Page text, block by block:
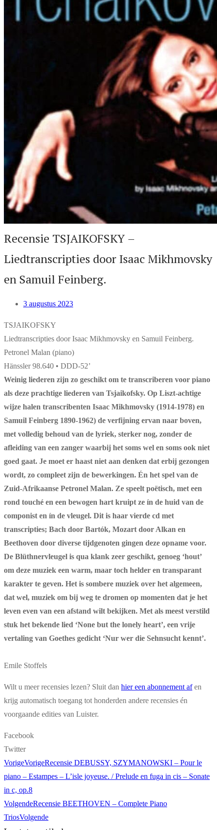
Recensie TSJAIKOFSKY –
Liedtranscripties door Isaac Mikhmovsky
en Samuil Feinberg.
3 augustus 2023
TSJAIKOFSKY
Liedtranscripties door Isaac Mikhmovsky en Samuil Feinberg.
Petronel Malan (piano)
Hänssler 98.640 • DDD-52’
Weinig liederen zijn zo geschikt om te transcriberen voor piano
als deze prachtige liederen van Tsjaikofsky. Op Liszt-achtige
wijze halen transcribenten Isaac Mikhmovsky (1914-1978) en
Samuil Feinberg 1890-1962) de verfijning ervan naar boven,
met volledig behoud van de lyriek, sterker nog, zonder de
afleiding van een zanger waarbij het soms wel en soms ook niet
goed gaat. Je moet er haast niet aan denken dat erbij gezongen
wordt, zo compleet zijn de bewerkingen. Én het spel van de
Zuid-Afrikaanse Petronel Malan. Ze speelt poëtisch, met een
rond touché en een bewogen hart kruipt ze ín de huid van de
componist en ín de vleugel. Dit is haar vierde cd met
transcripties; Bach door Bartók, Mozart door Alkan en
Beethoven door diverse tijdgenoten gingen deze opname voor.
De Blüthnervleugel is qua klank zeer geschikt, genoeg ‘hout’
om deze muziek een warm, maar toch helder en transparant
karakter te geven. Het is sombere muziek over het algemeen,
dat wel, muziek om bij weg te dromen op momenten dat je het
leven even van een afstand wilt bekijken. Met als meest verstild
stuk het bekende lied ‘None but the lonely heart’, een vrije
vertaling van Goethes gedicht ‘Nur wer die Sehnsucht kennt’.
Emile Stoffels
Wilt u meer recensies lezen? Sluit dan hier een abonnement afen
krijg automatisch toegang tot honderden andere recensies én
voorgaande edities van Luister.
Facebook
Twitter
VorigeVorigeRecensie DEBUSSY, SZYMANOWSKI – Pour le
piano – Estampes – L’isle joyeuse. / Prelude en fuga in cis – Sonate
in c, op.8
VolgendeRecensie BEETHOVEN – Complete Piano
TriosVolgende